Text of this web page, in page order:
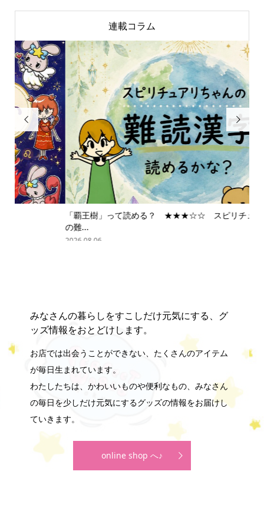
連載コラム

「覇王樹」って読める？ ★★★☆☆ スピリチュアリちゃん

みなさんの暮らしをすこしだけ元気にする、グ
ッズ情報をおとどけします。
お店では出会うことができない、たくさんのアイテム
が毎日生まれています。
わたしたちは、かわいいものや便利なもの、みなさん
の毎日を少しだけ元気にするグッズの情報をお届けし
ていきます。
online shop へ♪